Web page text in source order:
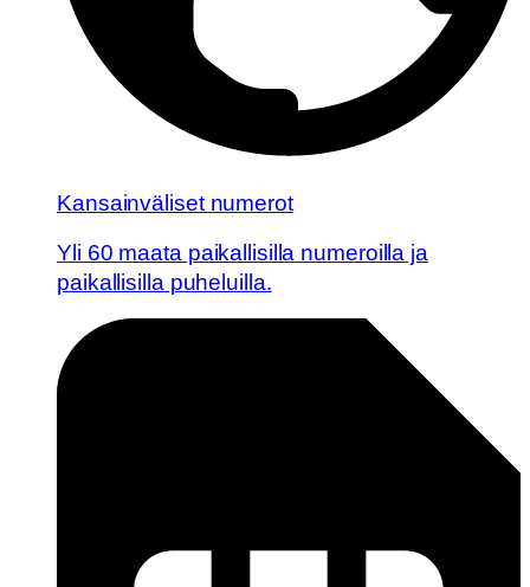
Kansainväliset numerot
Yli 60 maata paikallisilla numeroilla ja
paikallisilla puheluilla.